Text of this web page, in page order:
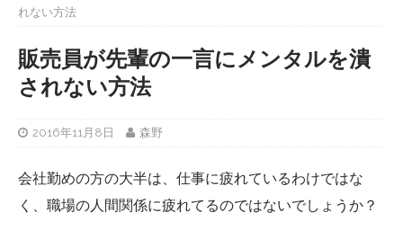
れない方法
販売員が先輩の一言にメンタルを潰
されない方法
2016年11月8日 森野
会社勤めの方の大半は、仕事に疲れているわけではな
く、職場の人間関係に疲れてるのではないでしょうか？